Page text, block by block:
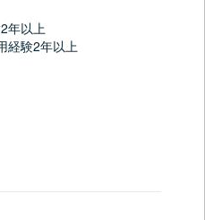
年以上
経験2年以上